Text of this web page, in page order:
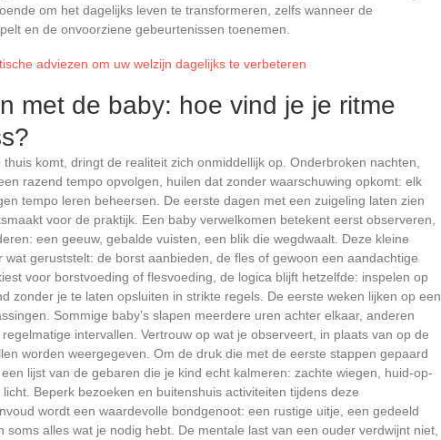
om het dagelijks leven te transformeren, zelfs wanneer de
en de onvoorziene gebeurtenissen toenemen.
adviezen om uw welzijn dagelijks te verbeteren
met de baby: hoe vind je je ritme
komt, dringt de realiteit zich onmiddellijk op. Onderbroken nachten,
razend tempo opvolgen, huilen dat zonder waarschuwing opkomt: elk
tempo leren beheersen. De eerste dagen met een zuigeling laten zien
voor de praktijk. Een baby verwelkomen betekent eerst observeren,
een geeuw, gebalde vuisten, een blik die wegdwaalt. Deze kleine
wat geruststelt: de borst aanbieden, de fles of gewoon een aandachtige
voor borstvoeding of flesvoeding, de logica blijft hetzelfde: inspelen op
zonder je te laten opsluiten in strikte regels. De eerste weken lijken op een
Sommige baby’s slapen meerdere uren achter elkaar, anderen
intervallen. Vertrouw op wat je observeert, in plaats van op de
worden weergegeven. Om de druk die met de eerste stappen gepaard
lijst van de gebaren die je kind echt kalmeren: zachte wiegen, huid-op-
Beperk bezoeken en buitenshuis activiteiten tijdens deze
wordt een waardevolle bondgenoot: een rustige uitje, een gedeeld
soms alles wat je nodig hebt. De mentale last van een ouder verdwijnt niet,